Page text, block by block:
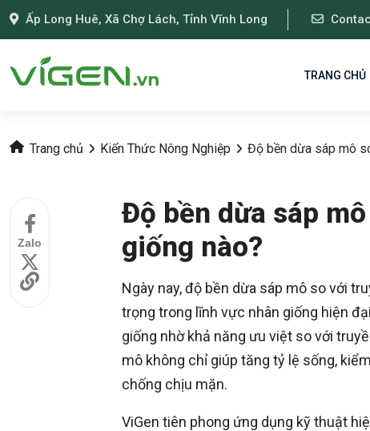
Ấp Long Huê, Xã Chợ Lách, Tỉnh Vĩnh Long
TRANG CHỦ
Trang chủ Kiến Thức Nông Nghiệp Độ bền dừa sáp mô
Zalo
Độ bền dừa sáp
giống nào?
Ngày nay, độ bền dừa sáp mô so với
trọng trong lĩnh vực nhân giống hiện
giống nhờ khả năng ưu việt so với
mô không chỉ giúp tăng tỷ lệ sống,
chống chịu mặn.
ViGen tiên phong ứng dụng kỹ thuật